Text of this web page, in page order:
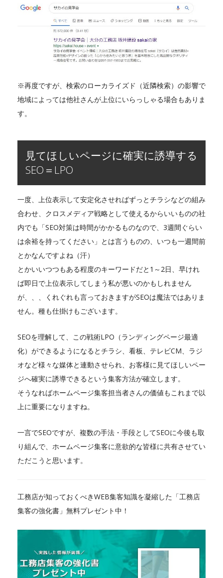
※再度ですが、検索のローカライズド（近隣検索）の影響で
地域によっては他社さんが上位にいらっしゃる場合もありま
す。
見てほしいページに確実に誘導する
SEO＝LPO
一度、上位表示して安定化させればずっとチラシなどの組み
合わせ、クロスメディア戦略として使えるからいいものの社
内でも「SEO対策は時間がかかるものなので、3週間ぐらい
は余裕を持ってください」とは言うものの、いつも一週間前
とかなんですよね（汗）
とかいいつつもある程度のキーワードだと1～2日、早けれ
ば即日で上位表示してしまう私が悪いのかもしれません
が、、、くれぐれも言っておきますがSEOは魔法ではありま
せん。種も仕掛けもございます。
SEOを理解して、この戦術LPO（ランディングページ最適
化）ができるようになるとチラシ、看板、テレビCM、ラジ
オなど様々な媒体と連動させられ、お客様に見てほしいペー
ジへ確実に誘導できるという集客方法が確立します。
そうなればホームページ集客担当者さんの価値もこれまで以
上に重要になりますね。
一言でSEOですが、複数の手法・手段としてSEOに今後も取
り組んで、ホームページ集客に意欲的な皆様に共有させてい
ただこうと思います。
工務店が知っておくべきWEB集客知識を凝縮した「工務店
集客の強化書」無料プレゼント中！